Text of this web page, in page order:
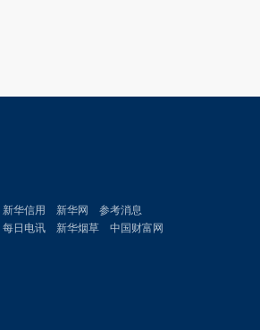
新华信用 新华网
参考消息
每日电讯 新华烟草
中国财富网